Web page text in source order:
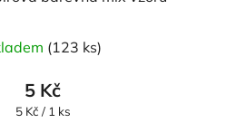
(123 ks)
5 Kč
Měrná
5 Kč / 1 ks